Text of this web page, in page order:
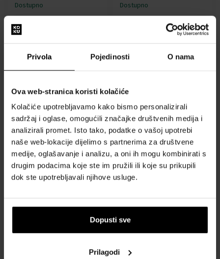
Privola Pojedinosti O nama
Ova web-stranica koristi kolačiće
Kolačiće upotrebljavamo kako bismo personalizirali
sadržaj i oglase, omogućili značajke društvenih medija i
analizirali promet. Isto tako, podatke o vašoj upotrebi
naše web-lokacije dijelimo s partnerima za društvene
medije, oglašavanje i analizu, a oni ih mogu kombinirati s
drugim podacima koje ste im pružili ili koje su prikupili
dok ste upotrebljavali njihove usluge.
Dopusti sve
Prilagodi
Dostupno
139,00 €
Dostupno
149,00 €
Besplatna dostava
Hugo Boss 1513861
Santiago men`s 44mm
5ATM
Sat - Muškarci
Dostupno
210,00 €
Akcija Besplatna dostava
Hugo Boss 1513362 - Muški
sat
Sat - Muškarci
Dostupno
225,00 € 149,00 €
Besplatna dostava Besplatna dostava